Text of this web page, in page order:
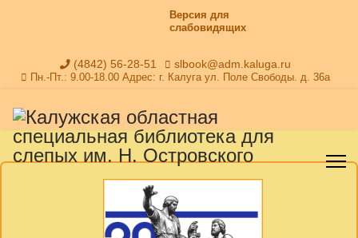
Версия для
слабовидящих
(4842) 56-28-51 slbook@adm.kaluga.ru
Пн.-Пт.: 9.00-18.00 Адрес: г. Калуга ул. Поле Свободы. д. 36а